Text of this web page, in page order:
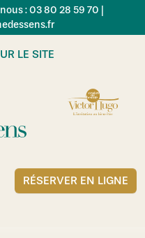
: 03 80 28 59 70 |
LE SITE
RÉSERVER EN LIGNE